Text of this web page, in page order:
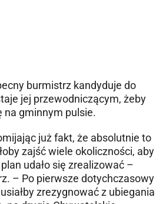
burmistrz kandyduje do
jej przewodniczącym, żeby
na gminnym pulsie.
już fakt, że absolutnie to
zajść wiele okoliczności, aby
udało się zrealizować –
– Po pierwsze dotychczasowy
zrezygnować z ubiegania